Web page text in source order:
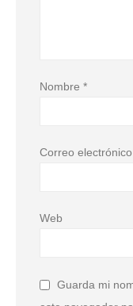
Nombre *
Correo electrónico
Web
Guarda mi